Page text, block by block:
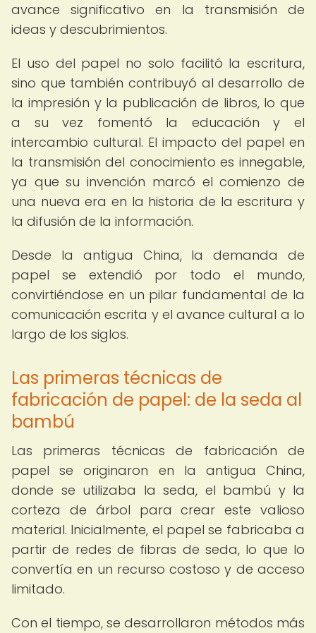
avance significativo en la transmisión de
ideas y descubrimientos.
El uso del papel no solo facilitó la escritura,
sino que también contribuyó al desarrollo de
la impresión y la publicación de libros, lo que
a su vez fomentó la educación y el
intercambio cultural. El impacto del papel en
la transmisión del conocimiento es innegable,
ya que su invención marcó el comienzo de
una nueva era en la historia de la escritura y
la difusión de la información.
Desde la antigua China, la demanda de
papel se extendió por todo el mundo,
convirtiéndose en un pilar fundamental de la
comunicación escrita y el avance cultural a lo
largo de los siglos.
Las primeras técnicas de
fabricación de papel: de la seda al
bambú
Las primeras técnicas de fabricación de
papel se originaron en la antigua China,
donde se utilizaba la seda, el bambú y la
corteza de árbol para crear este valioso
material. Inicialmente, el papel se fabricaba a
partir de redes de fibras de seda, lo que lo
convertía en un recurso costoso y de acceso
limitado.
Con el tiempo, se desarrollaron métodos más